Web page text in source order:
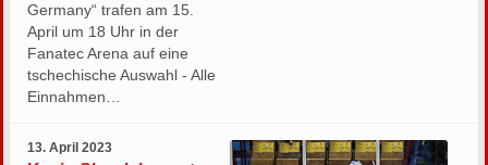
Germany“ trafen am 15.
April um 18 Uhr in der
Fanatec Arena auf eine
tschechische Auswahl - Alle
Einnahmen…
13. April 2023